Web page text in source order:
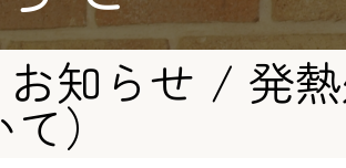
お知らせ / 発
）